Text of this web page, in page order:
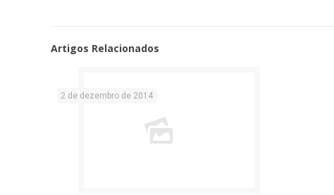
Artigos Relacionados
2 de dezembro de 2014